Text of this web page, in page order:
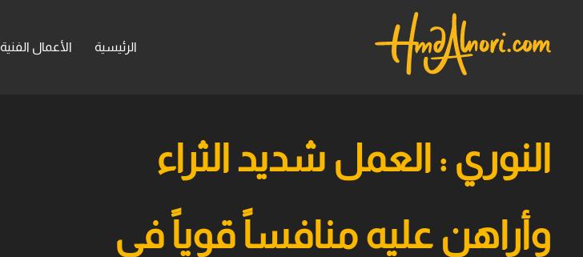
الرئيسية الأعمال الفنية
النوري : العمل شديد الثراء
وأراهن عليه منافساً قوياً في